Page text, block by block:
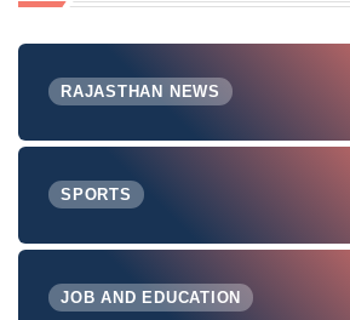
RAJASTHAN NEWS
SPORTS
JOB AND EDUCATION